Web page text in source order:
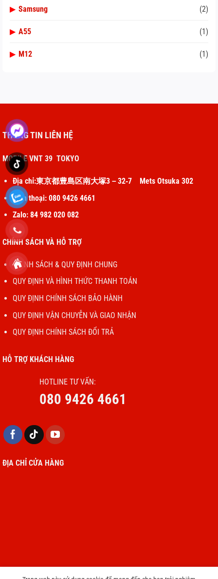
▶ Samsung (2)
▶ A55 (1)
▶ M12 (1)
THÔNG TIN LIÊN HỆ
MOBILE VNT 39 TOKYO
Địa chỉ:東京都豊島区南大塚3－32‐7 Mets Otsuka 302
Điện thoại: 080 9426 4661
Zalo: 84 982 020 082
CHÍNH SÁCH VÀ HỖ TRỢ
CHÍNH SÁCH & QUY ĐỊNH CHUNG
QUY ĐỊNH VÀ HÌNH THỨC THANH TOÁN
QUY ĐỊNH CHÍNH SÁCH BẢO HÀNH
QUY ĐỊNH VẬN CHUYỄN VÀ GIAO NHẬN
QUY ĐỊNH CHÍNH SÁCH ĐỔI TRẢ
HỖ TRỢ KHÁCH HÀNG
HOTLINE TƯ VẤN:
080 9426 4661
ĐỊA CHỈ CỬA HÀNG